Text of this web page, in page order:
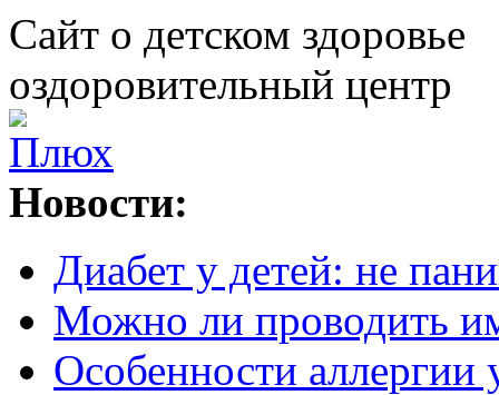
Сайт о детском здоровье
оздоровительный центр
Новости:
Диабет у детей: не
Можно ли проводить
Особенности аллергии